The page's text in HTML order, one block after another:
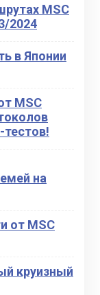
MSC
2024
в Японии
MSC
на
от MSC
круизный